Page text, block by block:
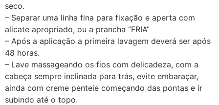
seco.
– Separar uma linha fina para fixação e aperta com
alicate apropriado, ou a prancha “FRIA”
– Após a aplicação a primeira lavagem deverá ser após
48 horas.
– Lave massageando os fios com delicadeza, com a
cabeça sempre inclinada para trás, evite embaraçar,
ainda com creme penteie começando das pontas e ir
subindo até o topo.